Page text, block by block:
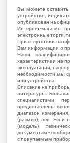
Вы можете
устройство,
опубликован на
Интернет-магазин
электронные торги,
При отсутствии на
Вам информации о
Наши
характеристики на
эксплуатации,
необходимости мы
или устройства.
Описание на
литературы.
специалистами
предоставлены
диапазон
(размер), вес. Если
(модель)
документам -
с покупаемым